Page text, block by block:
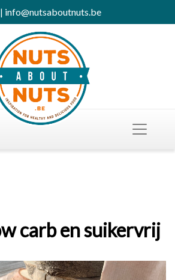
| info@nutsaboutnuts.be
carb en suikervrij